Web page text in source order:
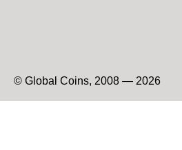
© Global Coins, 2008 — 2026